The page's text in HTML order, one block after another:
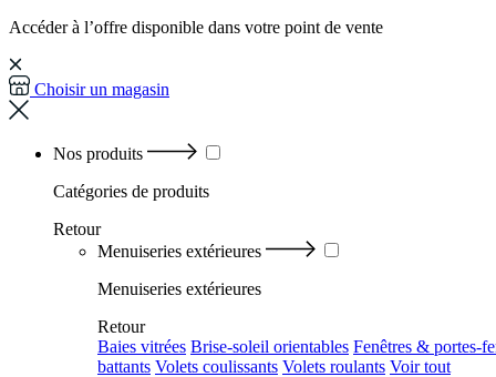
Accéder à l’offre disponible dans votre point de vente
Choisir un magasin
Nos produits
Catégories de produits
Retour
Menuiseries extérieures
Menuiseries extérieures
Retour
Baies vitrées Brise-soleil orientables Fenêtres & portes-
battants Volets coulissants Volets roulants Voir tout